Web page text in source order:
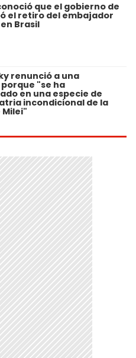
que el gobierno de
el retiro del embajador
Brasil
renunció a una
"se ha
en una especie de
incondicional de la